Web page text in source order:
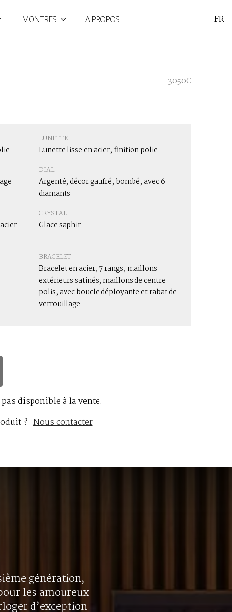
MONTRES A PROPOS FR
3050€
LUNETTE
Lunette lisse en acier, finition polie
DIAL
Argenté, décor gaufré, bombé, avec 6
diamants
CRYSTAL
Glace saphir
BRACELET
Bracelet en acier, 7 rangs, maillons
extérieurs satinés, maillons de centre
polis, avec boucle déployante et rabat de
verrouillage
disponible à la vente.
? Nous contacter
génération,
les amoureux
d’exception